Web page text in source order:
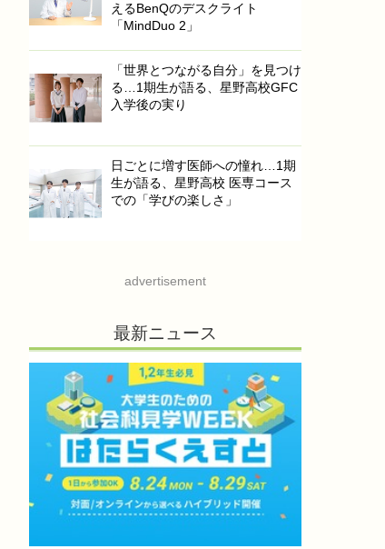
えるBenQのデスクライト
「MindDuo 2」
「世界とつながる自分」を見つけ
る…1期生が語る、星野高校GFC
入学後の実り
日ごとに増す医師への憧れ…1期
生が語る、星野高校 医専コース
での「学びの楽しさ」
advertisement
最新ニュース